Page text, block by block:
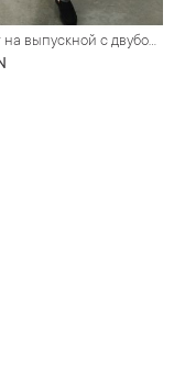
Комплект на выпускной с двубортным оверсайз костюмом цвета графит (костюм, туфли, футболка)